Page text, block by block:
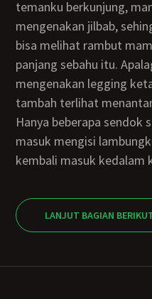
temanku berkunjung,
mengenakan jilbab,
bisa melihat rambut
panjang sebahu itu.
mengenakan legging
tambah terlihat
Hanya beberapa sendok saja makanan yang berhasil
masuk mengisi
kembali masuk kedalam
LANJUT BAGIAN